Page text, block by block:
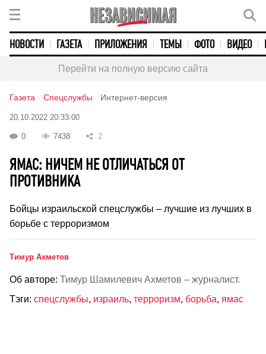
НОВОСТИ ГАЗЕТА ПРИЛОЖЕНИЯ ТЕМЫ ФОТО ВИДЕО
Перейти на полную версию сайта
Газета Спецслужбы Интернет-версия
20.10.2022 20:33:00
0 7438 2
ЯМАС: НИЧЕМ НЕ ОТЛИЧАТЬСЯ ОТ
ПРОТИВНИКА
Бойцы израильской спецслужбы – лучшие из лучших в
борьбе с терроризмом
Тимур Ахметов
Об авторе: Тимур Шамилевич Ахметов – журналист.
Тэги: спецслужбы, израиль, терроризм, борьба, ямас